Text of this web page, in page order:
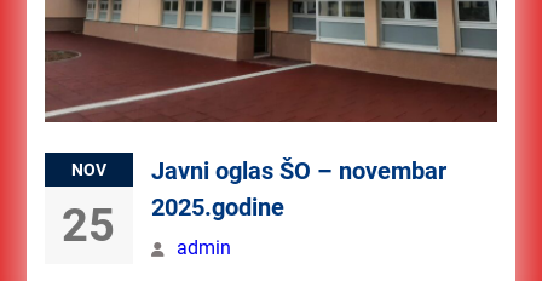
NOV
25
Javni oglas ŠO – novembar
2025.godine
admin